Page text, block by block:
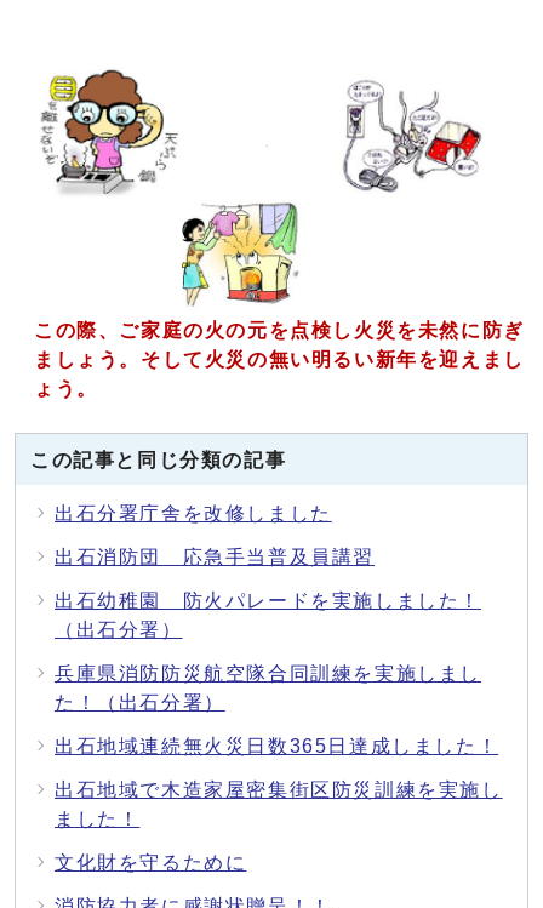
この際、ご家庭の火の元を点検し火災を未然に防ぎ
ましょう。そして火災の無い明るい新年を迎えまし
ょう。
この記事と同じ分類の記事
出石分署庁舎を改修しました
出石消防団 応急手当普及員講習
出石幼稚園 防火パレードを実施しました！
（出石分署）
兵庫県消防防災航空隊合同訓練を実施しまし
た！（出石分署）
出石地域連続無火災日数365日達成しました！
出石地域で木造家屋密集街区防災訓練を実施し
ました！
文化財を守るために